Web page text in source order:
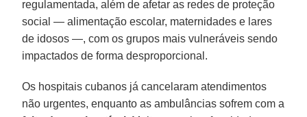
regulamentada, além de afetar as redes de proteção
social — alimentação escolar, maternidades e lares
de idosos —, com os grupos mais vulneráveis ​​sendo
impactados de forma desproporcional.
Os hospitais cubanos já cancelaram atendimentos
não urgentes, enquanto as ambulâncias sofrem com a